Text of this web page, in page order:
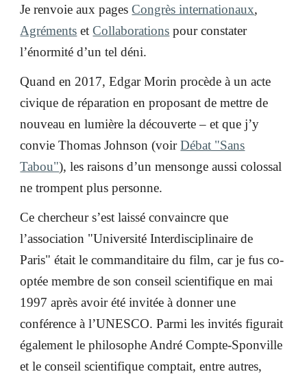
Je renvoie aux pages Congrès internationaux,
Agréments etCollaborations pour constater
l’énormité d’un tel déni.
Quand en 2017, Edgar Morin procède à un acte
civique de réparation en proposant de mettre de
nouveau en lumière la découverte – et que j’y
convie Thomas Johnson (voir Débat "Sans
Tabou"), les raisons d’un mensonge aussi colossal
ne trompent plus personne.
Ce chercheur s’est laissé convaincre que
l’association "Université Interdisciplinaire de
Paris" était le commanditaire du film, car je fus co-
optée membre de son conseil scientifique en mai
1997 après avoir été invitée à donner une
conférence à l’UNESCO. Parmi les invités figurait
également le philosophe André Compte-Sponville
et le conseil scientifique comptait, entre autres,